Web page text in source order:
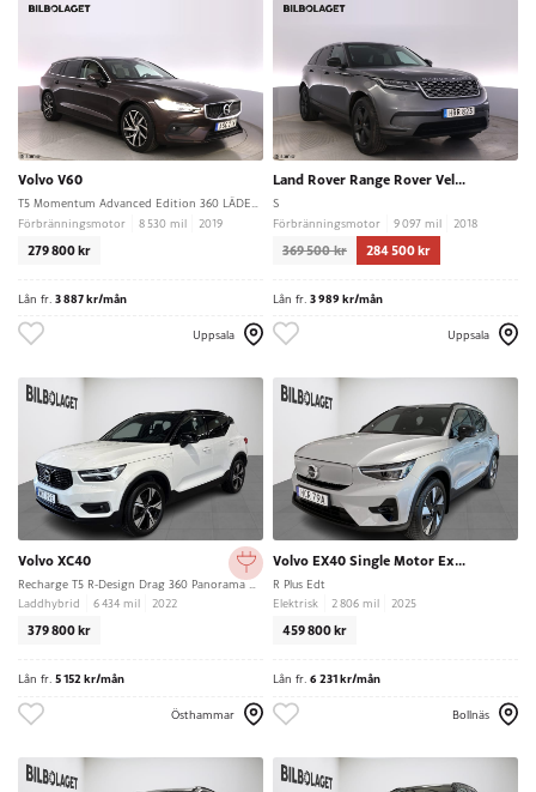
Volvo V60
Förbränningsmotor
8 530 mil 2019
279 800 kr
Lån fr. 3 887 kr/mån
Uppsala
Land Rover Range Rover Velar P300 AWD
S
Förbränningsmotor
9 097 mil 2018
369 500 kr 284 500 kr
Lån fr. 3 989 kr/mån
Uppsala
Volvo XC40
Recharge T5 R-Design Drag 360 Panorama H/K
Laddhybrid
6 434 mil 2022
379 800 kr
Lån fr. 5 152 kr/mån
Östhammar
Volvo EX40 Single Motor Extended Range
R Plus Edt
Elektrisk
2 806 mil 2025
459 800 kr
Lån fr. 6 231 kr/mån
Bollnäs